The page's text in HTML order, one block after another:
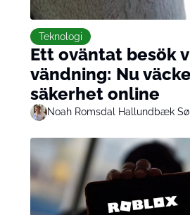
Teknologi
Ett oväntat besök
vändning: Nu
säkerhet online
Noah Romsdal Hallundbæk